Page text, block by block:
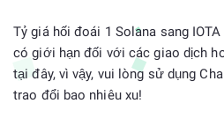
Tỷ giá hối đoái 1 Solana sang
có giới hạn đối với các giao dịch
tại đây, vì vậy, vui lòng sử dụng
trao đổi bao nhiêu xu!